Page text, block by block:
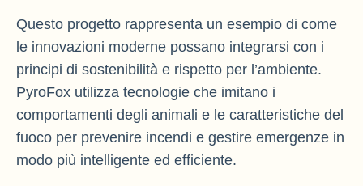
Questo progetto rappresenta un esempio di come
le innovazioni moderne possano integrarsi con i
principi di sostenibilità e rispetto per l’ambiente.
PyroFox utilizza tecnologie che imitano i
comportamenti degli animali e le caratteristiche del
fuoco per prevenire incendi e gestire emergenze in
modo più intelligente ed efficiente.